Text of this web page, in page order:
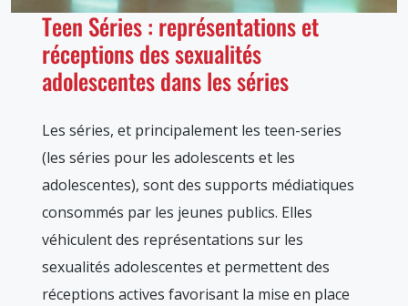
Teen Séries : représentations et
réceptions des sexualités
adolescentes dans les séries
Les séries, et principalement les teen-series
(les séries pour les adolescents et les
adolescentes), sont des supports médiatiques
consommés par les jeunes publics. Elles
véhiculent des représentations sur les
sexualités adolescentes et permettent des
réceptions actives favorisant la mise en place